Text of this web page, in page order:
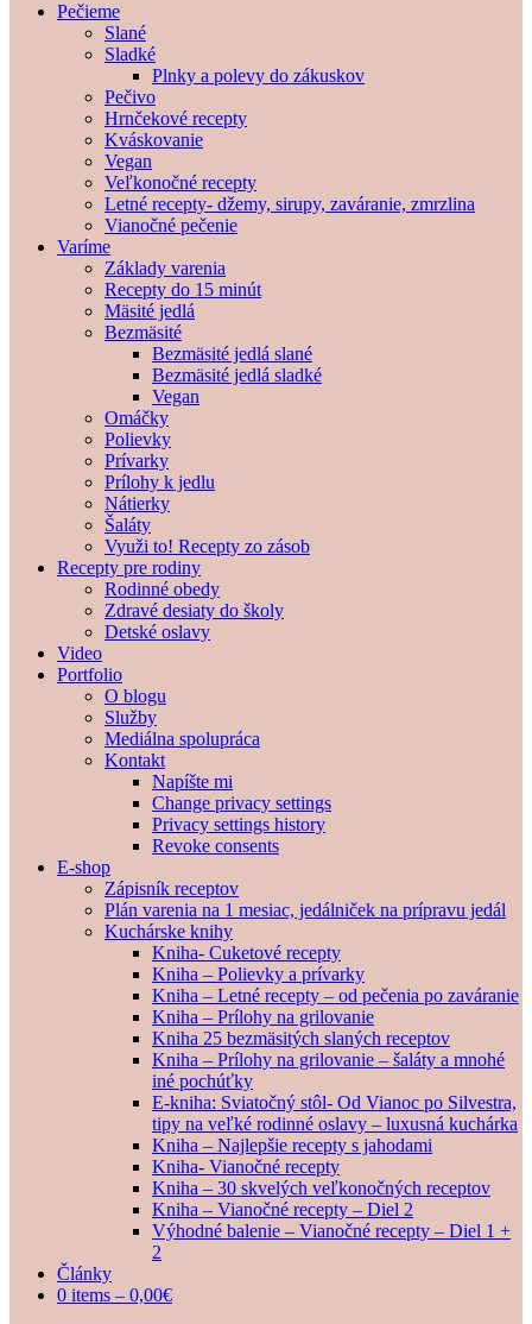
Pečieme
Slané
Sladké
Plnky a polevy do zákuskov
Pečivo
Hrnčekové recepty
Kváskovanie
Vegan
Veľkonočné recepty
Letné recepty- džemy, sirupy, zaváranie, zmrzlina
Vianočné pečenie
Varíme
Základy varenia
Recepty do 15 minút
Mäsité jedlá
Bezmäsité
Bezmäsité jedlá slané
Bezmäsité jedlá sladké
Vegan
Omáčky
Polievky
Prívarky
Prílohy k jedlu
Nátierky
Šaláty
Využi to! Recepty zo zásob
Recepty pre rodiny
Rodinné obedy
Zdravé desiaty do školy
Detské oslavy
Video
Portfolio
O blogu
Služby
Mediálna spolupráca
Kontakt
Napíšte mi
Change privacy settings
Privacy settings history
Revoke consents
E-shop
Zápisník receptov
Plán varenia na 1 mesiac, jedálniček na prípravu jedál
Kuchárske knihy
Kniha- Cuketové recepty
Kniha – Polievky a prívarky
Kniha – Letné recepty – od pečenia po zaváranie
Kniha – Prílohy na grilovanie
Kniha 25 bezmäsitých slaných receptov
Kniha – Prílohy na grilovanie – šaláty a mnohé
iné pochúťky
E-kniha: Sviatočný stôl- Od Vianoc po Silvestra,
tipy na veľké rodinné oslavy – luxusná kuchárka
Kniha – Najlepšie recepty s jahodami
Kniha- Vianočné recepty
Kniha – 30 skvelých veľkonočných receptov
Kniha – Vianočné recepty – Diel 2
Výhodné balenie – Vianočné recepty – Diel 1 +
2
Články
0 items – 0,00€